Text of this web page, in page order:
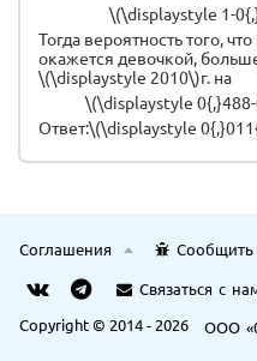
\(\displaystyle 1-
Тогда вероятность того,
окажется девочкой,
\(\displaystyle 2010\)г. на
\(\displaystyle
Ответ:\(\displaystyle
Соглашения
Связаться с
Copyright © 2014 - 2026
ООО